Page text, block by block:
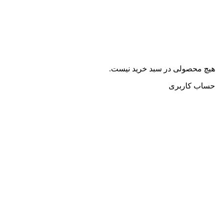
هیچ محصولی در سبد خرید نیست.
حساب کاربری